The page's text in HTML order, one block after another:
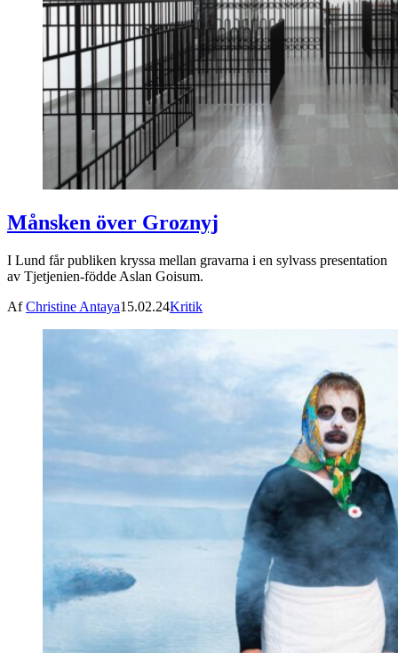
Månsken över Groznyj
I Lund får publiken kryssa mellan gravarna i en sylvass presentation
av Tjetjenien-födde Aslan Goisum.
AfChristine Antaya15.02.24Kritik